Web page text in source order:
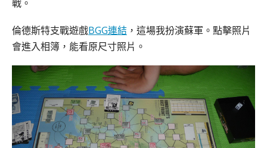
戰。
倫德斯特支戰遊戲BGG連結 ，這場我扮演蘇軍。點擊照片
會進入相簿，能看原尺寸照片。